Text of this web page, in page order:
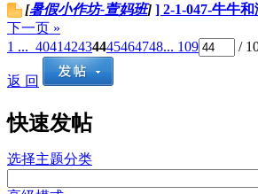
[暑假小作坊-萱妈班] ] 2-1-047-牛牛
下一页 »
1 ... 404142434445464748... 109 /
返 回
快速发帖
选择主题分类